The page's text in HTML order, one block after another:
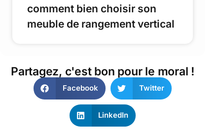
comment bien choisir son
meuble de rangement vertical
Partagez, c'est bon pour le moral !
Facebook Twitter
LinkedIn